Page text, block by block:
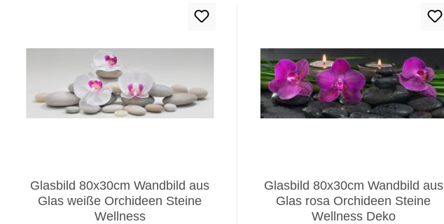
Glasbild 80x30cm Wandbild aus
Glas weiße Orchideen Steine
Wellness
Glasbild 80x30cm Wandbild aus
Glas rosa Orchideen Steine
Wellness Deko